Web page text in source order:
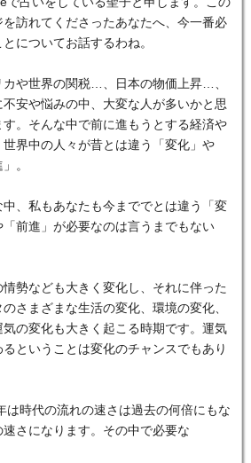
を訪れてくださったあなたへ、今一番必
についてお話するわね。
カや世界の関税…、日本の物価上昇…、
不安や悩みの中、大変な人が多いかと思
す。そんな中で前に進もうとする経済や
世界中の人々が昔とは違う「変化」や
」。
中、私もあなたも今まででとは違う「変
「前進」が必要なのは言うまでもない
情勢なども大きく変化し、それに伴った
のさまざまな生活の変化、環境の変化、
気の変化も大きく起こる時期です。運気
るということは変化のチャンスでもあり
は時代の流れの速さは過去の何倍にもな
速さになります。その中で必要な